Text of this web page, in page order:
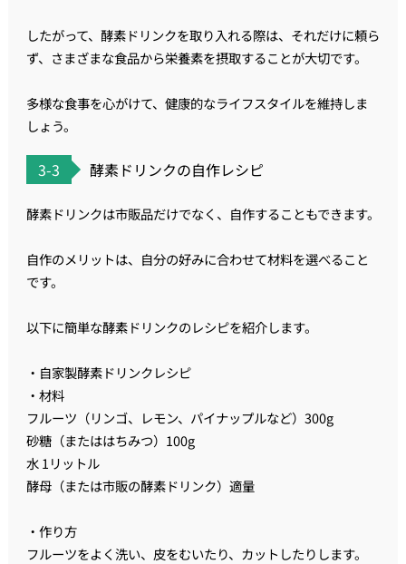
したがって、酵素ドリンクを取り入れる際は、それだけに頼ら
ず、さまざまな食品から栄養素を摂取することが大切です。
多様な食事を心がけて、健康的なライフスタイルを維持しま
しょう。
3-3 酵素ドリンクの自作レシピ
酵素ドリンクは市販品だけでなく、自作することもできます。
自作のメリットは、自分の好みに合わせて材料を選べること
です。
以下に簡単な酵素ドリンクのレシピを紹介します。
・自家製酵素ドリンクレシピ
・材料
フルーツ（リンゴ、レモン、パイナップルなど）300g
砂糖（またははちみつ）100g
水 1リットル
酵母（または市販の酵素ドリンク）適量
・作り方
フルーツをよく洗い、皮をむいたり、カットしたりします。